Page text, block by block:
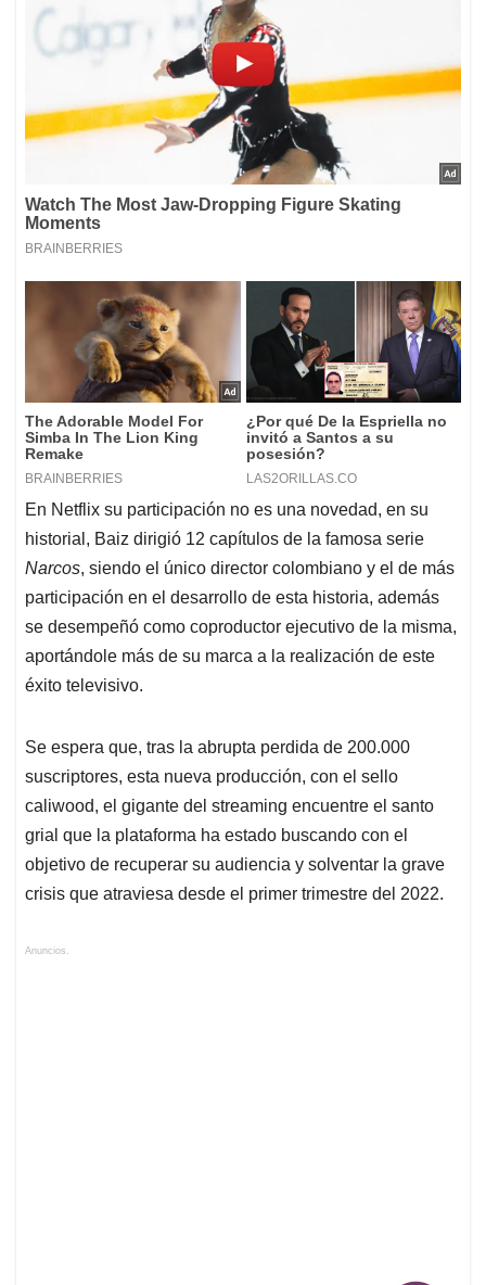
En Netflix su participación no es una novedad, en su
historial, Baiz dirigió 12 capítulos de la famosa serie
Narcos, siendo el único director colombiano y el de más
participación en el desarrollo de esta historia, además
se desempeñó como coproductor ejecutivo de la misma,
aportándole más de su marca a la realización de este
éxito televisivo.
Se espera que, tras la abrupta perdida de 200.000
suscriptores, esta nueva producción, con el sello
caliwood, el gigante del streaming encuentre el santo
grial que la plataforma ha estado buscando con el
objetivo de recuperar su audiencia y solventar la grave
crisis que atraviesa desde el primer trimestre del 2022.
Anuncios.